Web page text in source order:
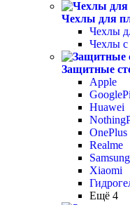
Чехлы для
Чехлы
Чехлы с
Защитные
Apple
Huawei
OnePlus
Realme
Samsung
Xiaomi
Ещё 4